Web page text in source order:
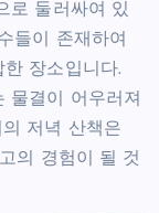
로 둘러싸여 있
들이 존재하여
장소입니다.
물결이 어우러져
저녁 산책은
의 경험이 될 것